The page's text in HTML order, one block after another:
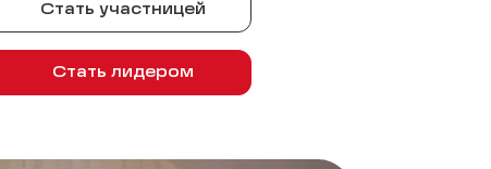
Стать участницей
Стать лидером